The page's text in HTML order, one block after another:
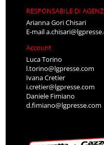
RESPONSABILE DI
Arianna Gori Chisari
E-mail
Account
Luca Torino
l.torino@lgpresse.com
Ivana Cretier
i.cretier@lgpresse.com
Daniele Fimiano
d.fimiano@lgpresse.com